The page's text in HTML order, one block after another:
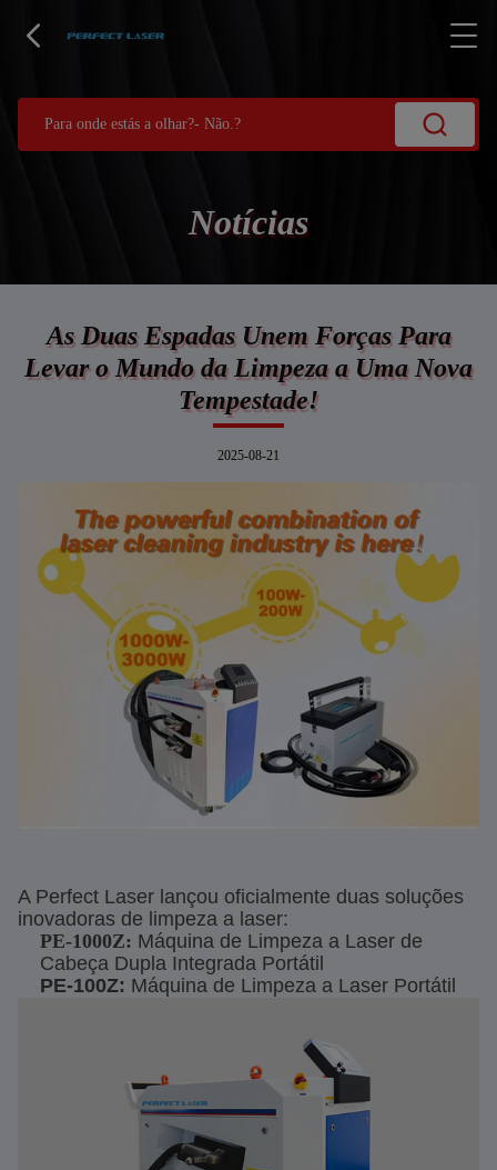
Notícias
As Duas Espadas Unem Forças Para
Levar o Mundo da Limpeza a Uma Nova
Tempestade!
2025-08-21
A Perfect Laser lançou oficialmente duas soluções
inovadoras de limpeza a laser:
PE-1000Z: Máquina de Limpeza a Laser de
Cabeça Dupla Integrada Portátil
PE-100Z: Máquina de Limpeza a Laser Portátil